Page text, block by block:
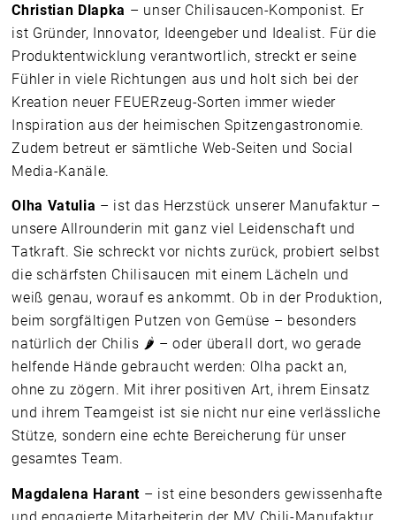
Christian Dlapka – unser Chilisaucen-Komponist. Er
ist Gründer, Innovator, Ideengeber und Idealist. Für die
Produktentwicklung verantwortlich, streckt er seine
Fühler in viele Richtungen aus und holt sich bei der
Kreation neuer FEUERzeug-Sorten immer wieder
Inspiration aus der heimischen Spitzengastronomie.
Zudem betreut er sämtliche Web-Seiten und Social
Media-Kanäle.
Olha Vatulia – ist das Herzstück unserer Manufaktur –
unsere Allrounderin mit ganz viel Leidenschaft und
Tatkraft. Sie schreckt vor nichts zurück, probiert selbst
die schärfsten Chilisaucen mit einem Lächeln und
weiß genau, worauf es ankommt. Ob in der Produktion,
beim sorgfältigen Putzen von Gemüse – besonders
natürlich der Chilis 🌶️ – oder überall dort, wo gerade
helfende Hände gebraucht werden: Olha packt an,
ohne zu zögern. Mit ihrer positiven Art, ihrem Einsatz
und ihrem Teamgeist ist sie nicht nur eine verlässliche
Stütze, sondern eine echte Bereicherung für unser
gesamtes Team.
Magdalena Harant – ist eine besonders gewissenhafte